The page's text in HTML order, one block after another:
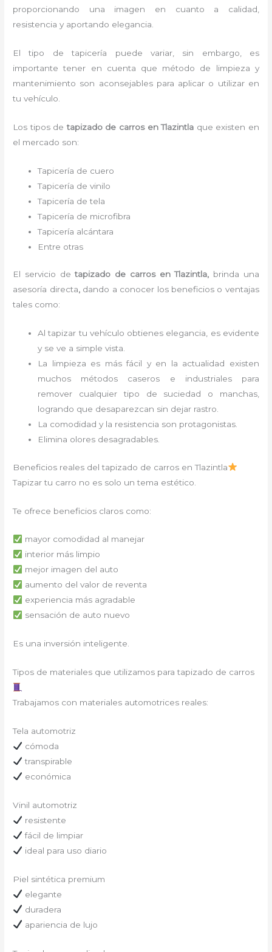
proporcionando una imagen en cuanto a calidad,
resistencia y aportando elegancia.
El tipo de tapicería puede variar, sin embargo, es
importante tener en cuenta que método de limpieza y
mantenimiento son aconsejables para aplicar o utilizar en
tu vehículo.
Los tipos de tapizado de carros en Tlazintla que existen en
el mercado son:
Tapicería de cuero
Tapicería de vinilo
Tapicería de tela
Tapicería de microfibra
Tapicería alcántara
Entre otras
El servicio detapizado de carros en Tlazintla, brinda una
asesoría directa, dando a conocer los beneficios o ventajas
tales como:
Al tapizar tu vehículo obtienes elegancia, es evidente
y se ve a simple vista.
La limpieza es más fácil y en la actualidad existen
muchos métodos caseros e industriales para
remover cualquier tipo de suciedad o manchas,
logrando que desaparezcan sin dejar rastro.
La comodidad y la resistencia son protagonistas.
Elimina olores desagradables.
Beneficios reales del tapizado de carros en Tlazintla
Tapizar tu carro no es solo un tema estético.
Te ofrece beneficios claros como:
mayor comodidad al manejar
interior más limpio
mejor imagen del auto
aumento del valor de reventa
experiencia más agradable
sensación de auto nuevo
Es una inversión inteligente.
Tipos de materiales que utilizamos para tapizado de carros
Trabajamos con materiales automotrices reales:
Tela automotriz
cómoda
transpirable
económica
Vinil automotriz
resistente
fácil de limpiar
ideal para uso diario
Piel sintética premium
elegante
duradera
apariencia de lujo